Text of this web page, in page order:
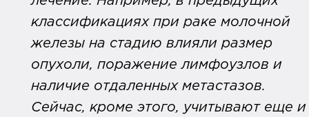
классификациях при раке молочной
железы на стадию влияли размер
опухоли, поражение лимфоузлов и
наличие отдаленных метастазов.
Сейчас, кроме этого, учитывают еще и